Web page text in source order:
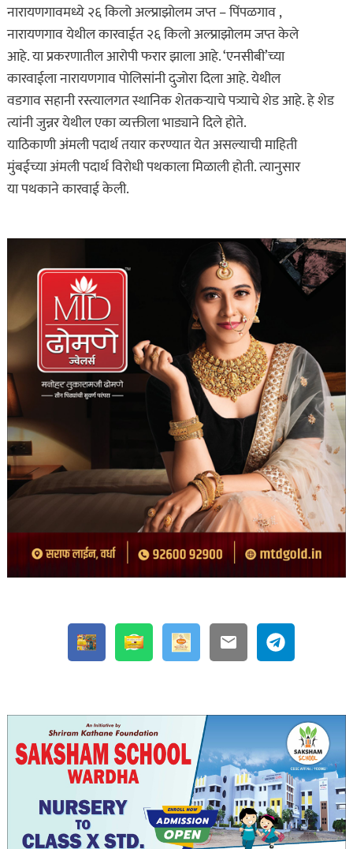
नारायणगावमध्ये २६ किलो अल्प्राझोलम जप्त – पिंपळगाव ,
नारायणगाव येथील कारवाईत २६ किलो अल्प्राझोलम जप्त केले
आहे. या प्रकरणातील आरोपी फरार झाला आहे. ‘एनसीबी’च्या
कारवाईला नारायणगाव पोलिसांनी दुजोरा दिला आहे. येथील
वडगाव सहानी रस्त्यालगत स्थानिक शेतकऱ्याचे पत्र्याचे शेड आहे. हे शेड
त्यांनी जुन्नर येथील एका व्यक्तीला भाड्याने दिले होते.
याठिकाणी अंमली पदार्थ तयार करण्यात येत असल्याची माहिती
मुंबईच्या अंमली पदार्थ विरोधी पथकाला मिळाली होती. त्यानुसार
या पथकाने कारवाई केली.